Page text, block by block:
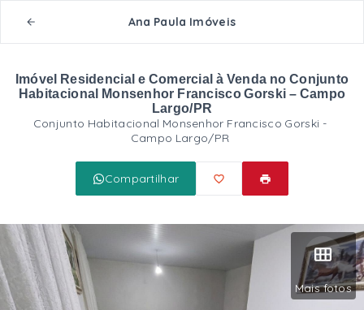
Ana Paula Imóveis
Imóvel Residencial e Comercial à Venda no Conjunto
Habitacional Monsenhor Francisco Gorski – Campo
Largo/PR
Conjunto Habitacional Monsenhor Francisco Gorski -
Campo Largo/PR
Compartilhar
Mais fotos